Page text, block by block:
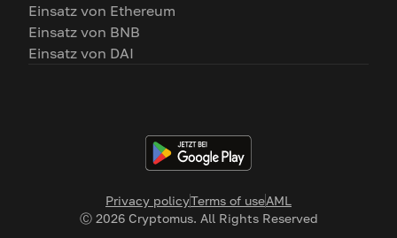
Privacy policyTerms of useAML
Ⓒ 2026Cryptomus. All Rights Reserved
Einsatz von Ethereum
Einsatz von BNB
Einsatz von DAI